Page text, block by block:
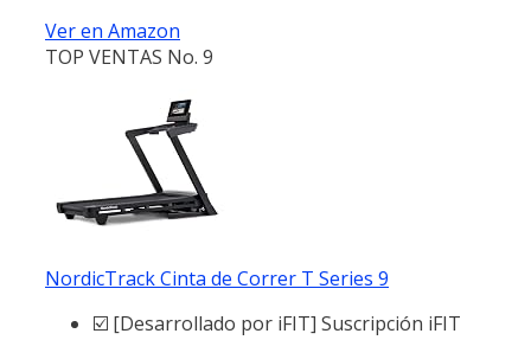
Ver en Amazon
TOP VENTAS No. 9
NordicTrack Cinta de Correr T Series 9
☑️ [Desarrollado por iFIT] Suscripción iFIT